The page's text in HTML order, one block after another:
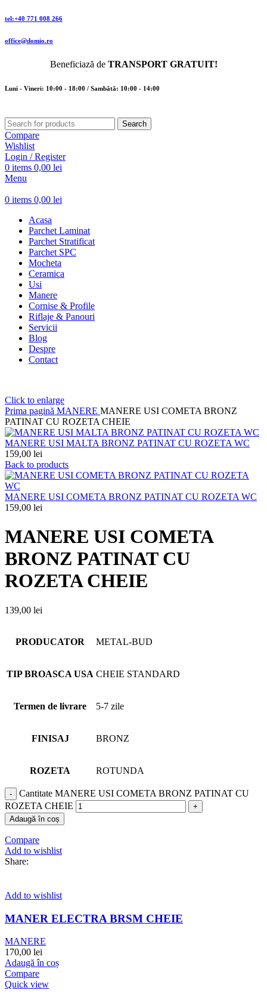
tel:+40 771 008 266
office@domio.ro
Beneficiază de TRANSPORT GRATUIT!
Luni - Vineri: 10:00 - 18:00 / Sambătă: 10:00 - 14:00
Search
Compare
Wishlist
Login / Register
0 items 0,00 lei
Menu
0 items 0,00 lei
Acasa
Parchet Laminat
Parchet Stratificat
Parchet SPC
Mocheta
Ceramica
Usi
Manere
Cornise & Profile
Riflaje & Panouri
Servicii
Blog
Despre
Contact
Click to enlarge
Prima pagină MANERE MANERE USI COMETA BRONZ
PATINAT CU ROZETA CHEIE
MANERE USI MALTA BRONZ PATINAT CU ROZETA WC
159,00 lei
Back to products
MANERE USI COMETA BRONZ PATINAT CU ROZETA WC
159,00 lei
MANERE USI COMETA
BRONZ PATINAT CU
ROZETA CHEIE
139,00 lei
PRODUCATOR METAL-BUD
TIP BROASCA USA CHEIE STANDARD
Termen de livrare 5-7 zile
FINISAJ BRONZ
ROZETA ROTUNDA
Cantitate MANERE USI COMETA BRONZ PATINAT CU
ROZETA CHEIE
Adaugă în coș
Compare
Add to wishlist
Share:
Add to wishlist
MANER ELECTRA BRSM CHEIE
MANERE
170,00 lei
Adaugă în coș
Compare
Quick view